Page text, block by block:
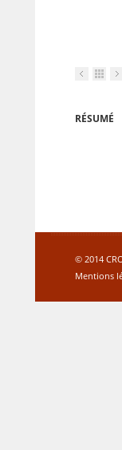
RÉSUMÉ
© 2014
Mentions